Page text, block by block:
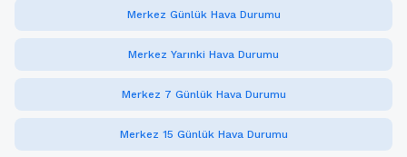
Merkez Günlük Hava Durumu
Merkez Yarınki Hava Durumu
Merkez 7 Günlük Hava Durumu
Merkez 15 Günlük Hava Durumu